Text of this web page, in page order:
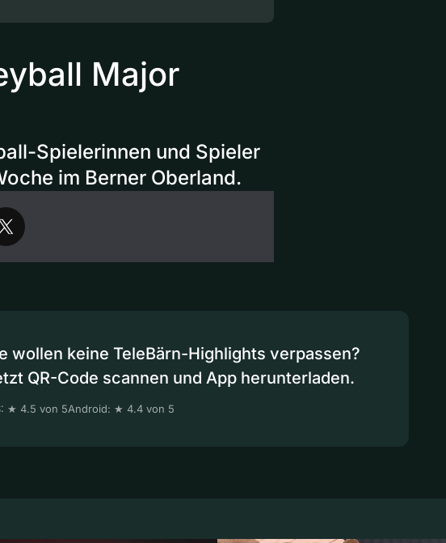
Major
Spielerinnen und Spieler
im Berner Oberland.
wollen keine TeleBärn-Highlights verpassen?
QR-Code scannen und App herunterladen.
★ 4.5 von 5Android: ★ 4.4 von 5